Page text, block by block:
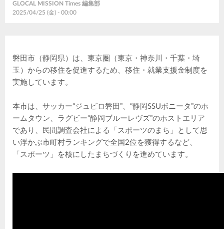
GLOCAL MISSION Times 編集部
2025/04/25 (金) - 00:00
磐田市（静岡県）は、東京圏（東京・神奈川・千葉・埼
玉）からの移住を促進するため、移住・就業支援金制度を
実施しています。
本市は、サッカー“ジュビロ磐田”、“静岡SSUボニータ”のホ
ームタウン、ラグビー“静岡ブルーレヴズ”のホストエリア
であり、民間調査会社による「スポーツのまち」として思
い浮かぶ市町村ランキングで全国2位を獲得するなど、
「スポーツ」を核にしたまちづくりを進めています。